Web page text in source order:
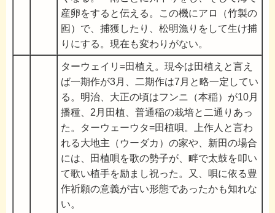
産卵をすると伝える。この機にアロ（竹製の
囮）で、捕獲したり、松明漁りをして生け捕
りにする。現在も変わりがない。
ターウェイリ=田植え。現今は田植えと言え
ば一期作が3月、二期作は7月と略一定してい
る。明治、大正の頃はフンニ（本稲）が10月
播種、2月田植、普通稲の栽培と二通りあっ
た。ターウェーウタ=田植唄。上作人と言わ
れる大地主（ウーダカ）の家や、新田の場合
には、田植唄を歌の勢子が、畔で太鼓を叩い
て歌い植手を励まし祝った。又、唄に依る豊
作祈願の意義が古い形態であったかも知れな
い。